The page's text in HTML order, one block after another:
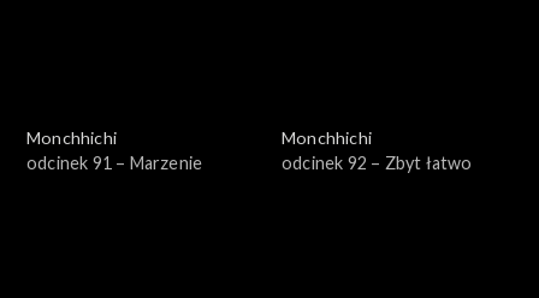
Monchhichi
odcinek 91 – Marzenie
Monchhichi
odcinek 92 – Zbyt łatwo